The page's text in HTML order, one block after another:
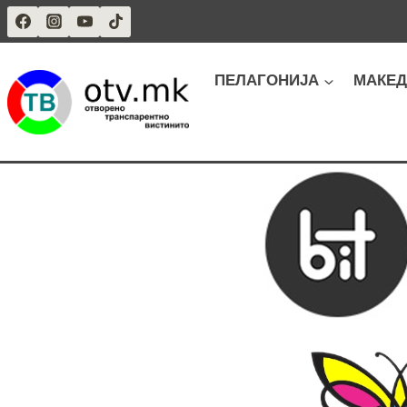
Skip
to
ПЕЛАГОНИЈА